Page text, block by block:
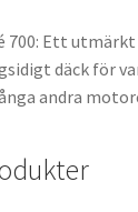
700: Ett
däck för
andra